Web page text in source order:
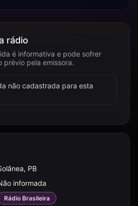
rádio
é informativa e pode sofrer
prévio pela emissora.
não cadastrada para esta
PB
informada
Rádio Brasileira